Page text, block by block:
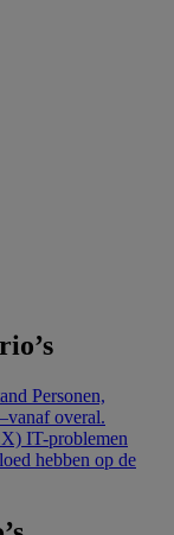
Personen,
overal.
IT-problemen
hebben op de